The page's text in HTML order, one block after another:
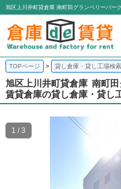
TOPページ 貸し倉庫・貸し工場検索
旭区上川井町貸倉庫 南町
賃貸倉庫の貸し倉庫・貸し
1 / 3